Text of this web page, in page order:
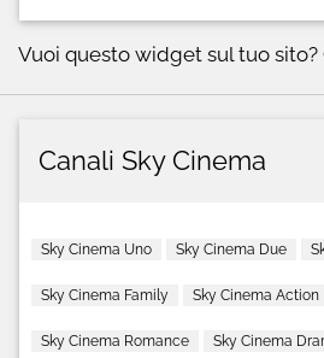
Vuoi questo widget sul tuo sito?
Canali Sky Cinema
Sky Cinema Uno Sky Cinema Due
Sky Cinema Family Sky Cinema Action
Sky Cinema Romance Sky Cinema